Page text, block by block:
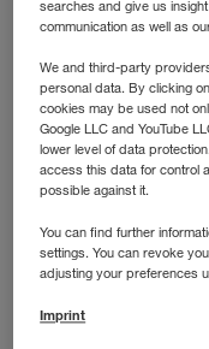
schnell und
mit Unternehmen
namhaften „Global
Verkaufsgebiet
searches and give us
communication as well as
We and third-party
personal data. By clicking
cookies may be used not
Google LLC and YouTube
lower level of data
access this data for control
possible against it.
You can find further
settings. You can revoke
adjusting your preferences
Imprint